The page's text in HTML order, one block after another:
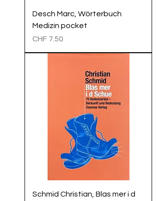
Desch Marc, Wörterbuch
Medizin pocket
Preis
CHF 7.50
Schmid Christian, Blas mer i d